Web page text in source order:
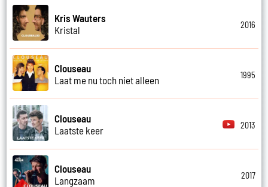
Kris Wauters
Kristal
2016
Clouseau
Laat me nu toch niet alleen
1995
Clouseau
Laatste keer
2013
Clouseau
Langzaam
2017